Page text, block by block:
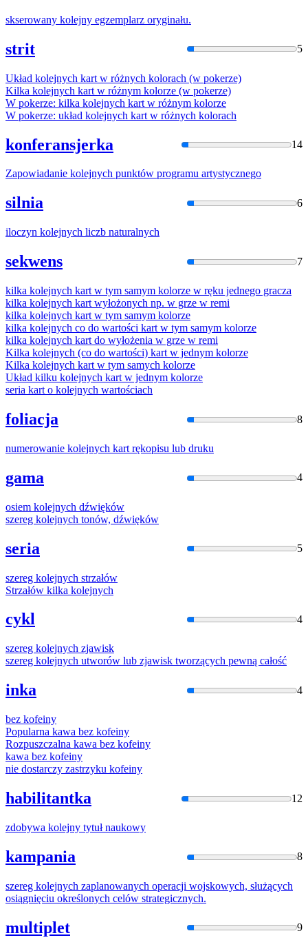
skserowany kolejny egzemplarz oryginału.
strit 5
Układ kolejnych kart w różnych kolorach (w pokerze)
Kilka kolejnych kart w różnym kolorze (w pokerze)
W pokerze: kilka kolejnych kart w różnym kolorze
W pokerze: układ kolejnych kart w różnych kolorach
konferansjerka 14
Zapowiadanie kolejnych punktów programu artystycznego
silnia 6
iloczyn kolejnych liczb naturalnych
sekwens 7
kilka kolejnych kart w tym samym kolorze w ręku jednego gracza
kilka kolejnych kart wyłożonych np. w grze w remi
kilka kolejnych kart w tym samym kolorze
kilka kolejnych co do wartości kart w tym samym kolorze
kilka kolejnych kart do wyłożenia w grze w remi
Kilka kolejnych (co do wartości) kart w jednym kolorze
Kilka kolejnych kart w tym samych kolorze
Układ kilku kolejnych kart w jednym kolorze
seria kart o kolejnych wartościach
foliacja 8
numerowanie kolejnych kart rękopisu lub druku
gama 4
osiem kolejnych dźwięków
szereg kolejnych tonów, dźwięków
seria 5
szereg kolejnych strzałów
Strzałów kilka kolejnych
cykl 4
szereg kolejnych zjawisk
szereg kolejnych utworów lub zjawisk tworzących pewną całość
inka 4
bez kofeiny
Popularna kawa bez kofeiny
Rozpuszczalna kawa bez kofeiny
kawa bez kofeiny
nie dostarczy zastrzyku kofeiny
habilitantka 12
zdobywa kolejny tytuł naukowy
kampania 8
szereg kolejnych zaplanowanych operacji wojskowych, służących
osiągnięciu określonych celów strategicznych.
multiplet 9